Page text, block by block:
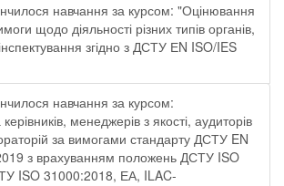
навчання за курсом: "Оцінювання
щодо діяльності різних типів органів,
згідно з ДСТУ ЕN ISO/IES
навчання за курсом:
менеджерів з якості, аудиторів
за вимогами стандарту ДСТУ EN
з врахуванням положень ДСТУ ISO
ISO 31000:2018, ЕА, ILAC-